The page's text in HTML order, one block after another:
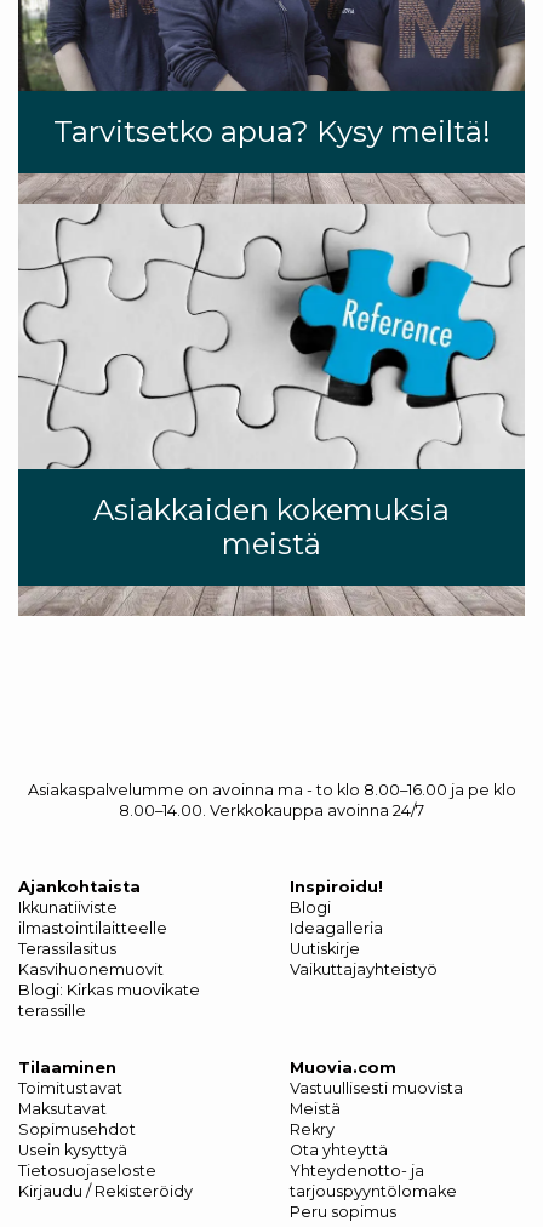
Tarvitsetko apua? Kysy meiltä!
Asiakkaiden kokemuksia
meistä
Asiakaspalvelumme on avoinna ma - to klo 8.00–16.00 ja pe klo
8.00–14.00. Verkkokauppa avoinna 24/7
Ajankohtaista
Ikkunatiiviste
ilmastointilaitteelle
Terassilasitus
Kasvihuonemuovit
Blogi: Kirkas muovikate
terassille
Inspiroidu!
Blogi
Ideagalleria
Uutiskirje
Vaikuttajayhteistyö
Tilaaminen
Toimitustavat
Maksutavat
Sopimusehdot
Usein kysyttyä
Tietosuojaseloste
Kirjaudu / Rekisteröidy
Muovia.com
Vastuullisesti muovista
Meistä
Rekry
Ota yhteyttä
Yhteydenotto- ja
tarjouspyyntölomake
Peru sopimus